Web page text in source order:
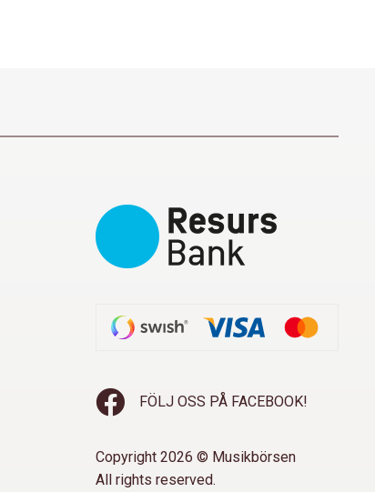
FÖLJ OSS PÅ FACEBOOK!
Copyright 2026 © Musikbörsen
All rights reserved.